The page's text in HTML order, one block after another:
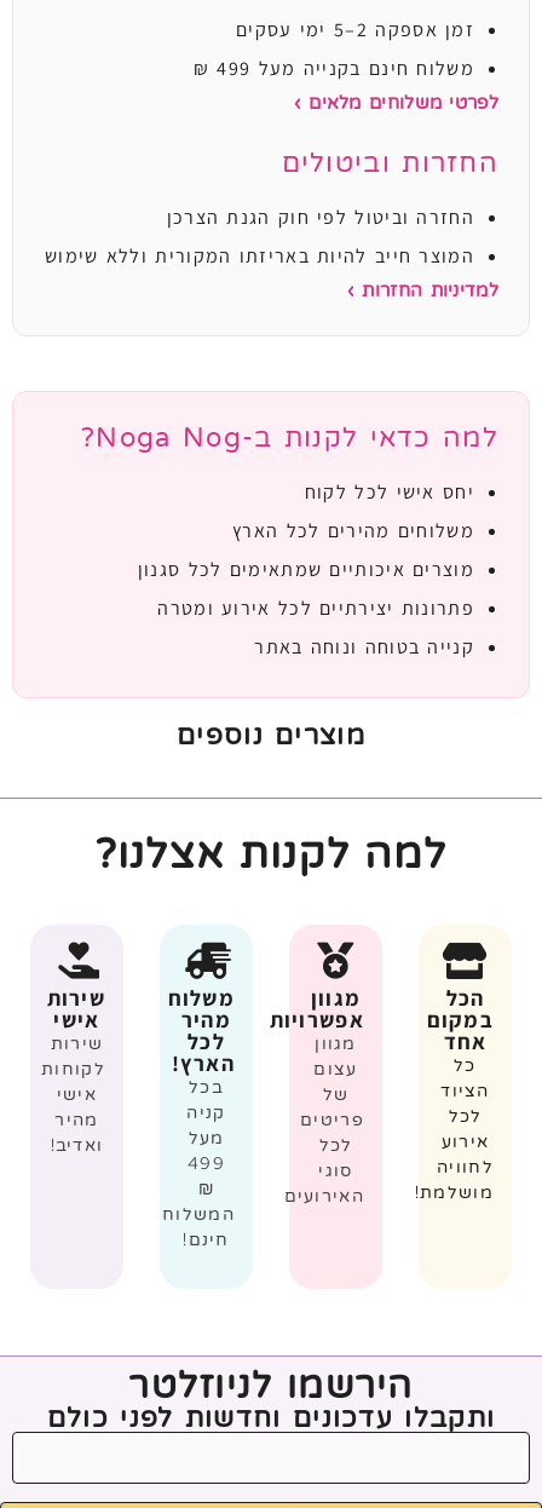
זמן אספקה 2–5 ימי עסקים
משלוח חינם בקנייה מעל 499 ₪
לפרטי משלוחים מלאים ›
החזרות וביטולים
החזרה וביטול לפי חוק הגנת הצרכן
המוצר חייב להיות באריזתו המקורית וללא שימוש
למדיניות החזרות ›
למה כדאי לקנות ב-Noga Nog?
יחס אישי לכל לקוח
משלוחים מהירים לכל הארץ
מוצרים איכותיים שמתאימים לכל סגנון
פתרונות יצירתיים לכל אירוע ומטרה
קנייה בטוחה ונוחה באתר
מוצרים נוספים
למה לקנות אצלנו?
הכל
במקום
אחד
כל
הציוד
לכל
אירוע
לחוויה
מושלמת!
מגוון
אפשרויות
מגוון
עצום
של
פריטים
לכל
סוגי
האירועים
משלוח
מהיר
לכל
הארץ!
בכל
קניה
מעל
499
₪
המשלוח
חינם!
שירות
אישי
שירות
לקוחות
אישי
מהיר
ואדיב!
הירשמו לניוזלטר
ותקבלו עדכונים וחדשות לפני כולם